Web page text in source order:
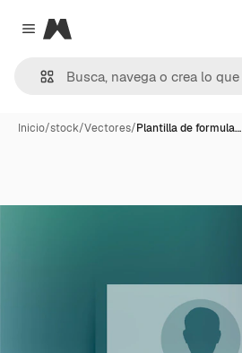
Close menu
Magnific
Inicio/stock/Vectores/Plantilla de formula…